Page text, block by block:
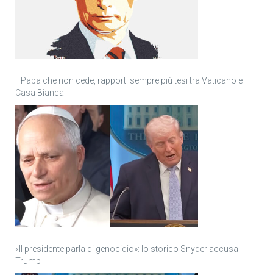
Il Papa che non cede, rapporti sempre più tesi tra Vaticano e
Casa Bianca
«Il presidente parla di genocidio»: lo storico Snyder accusa
Trump